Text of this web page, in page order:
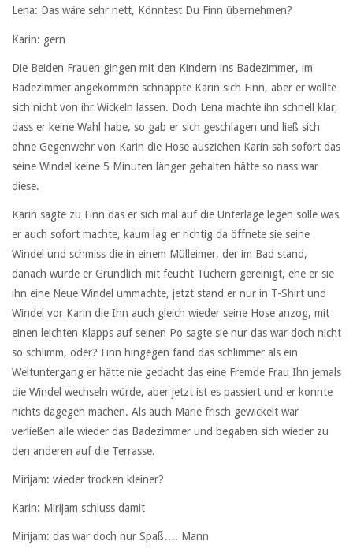
Lena: Das wäre sehr nett, Könntest Du Finn übernehmen?
Karin: gern
Die Beiden Frauen gingen mit den Kindern ins Badezimmer, im
Badezimmer angekommen schnappte Karin sich Finn, aber er wollte
sich nicht von ihr Wickeln lassen. Doch Lena machte ihn schnell klar,
dass er keine Wahl habe, so gab er sich geschlagen und ließ sich
ohne Gegenwehr von Karin die Hose ausziehen Karin sah sofort das
seine Windel keine 5 Minuten länger gehalten hätte so nass war
diese.
Karin sagte zu Finn das er sich mal auf die Unterlage legen solle was
er auch sofort machte, kaum lag er richtig da öffnete sie seine
Windel und schmiss die in einem Mülleimer, der im Bad stand,
danach wurde er Gründlich mit feucht Tüchern gereinigt, ehe er sie
ihn eine Neue Windel ummachte, jetzt stand er nur in T-Shirt und
Windel vor Karin die Ihn auch gleich wieder seine Hose anzog, mit
einen leichten Klapps auf seinen Po sagte sie nur das war doch nicht
so schlimm, oder? Finn hingegen fand das schlimmer als ein
Weltuntergang er hätte nie gedacht das eine Fremde Frau Ihn jemals
die Windel wechseln würde, aber jetzt ist es passiert und er konnte
nichts dagegen machen. Als auch Marie frisch gewickelt war
verließen alle wieder das Badezimmer und begaben sich wieder zu
den anderen auf die Terrasse.
Mirijam: wieder trocken kleiner?
Karin: Mirijam schluss damit
Mirijam: das war doch nur Spaß…. Mann